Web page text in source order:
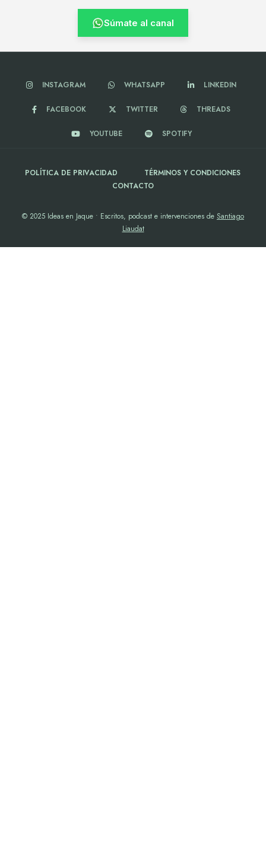
Súmate al canal
INSTAGRAM WHATSAPP LINKEDIN
FACEBOOK TWITTER THREADS
YOUTUBE SPOTIFY
POLÍTICA DE PRIVACIDAD
TÉRMINOS Y CONDICIONES
CONTACTO
© 2025 Ideas en Jaque • Escritos, podcast e intervenciones de Santiago
Liaudat